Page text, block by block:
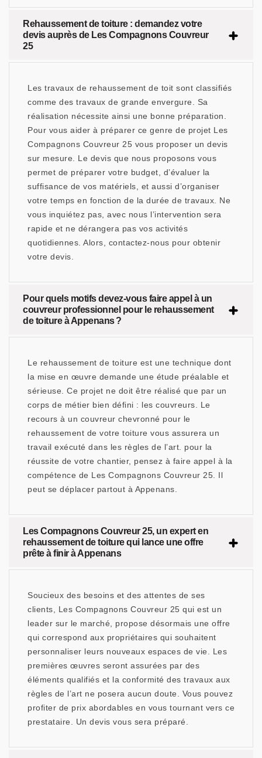
Rehaussement de toiture : demandez votre
devis auprès de Les Compagnons Couvreur
25
Les travaux de rehaussement de toit sont classifiés
comme des travaux de grande envergure. Sa
réalisation nécessite ainsi une bonne préparation.
Pour vous aider à préparer ce genre de projet Les
Compagnons Couvreur 25 vous proposer un devis
sur mesure. Le devis que nous proposons vous
permet de préparer votre budget, d’évaluer la
suffisance de vos matériels, et aussi d’organiser
votre temps en fonction de la durée de travaux. Ne
vous inquiétez pas, avec nous l’intervention sera
rapide et ne dérangera pas vos activités
quotidiennes. Alors, contactez-nous pour obtenir
votre devis.
Pour quels motifs devez-vous faire appel à un
couvreur professionnel pour le rehaussement
de toiture à Appenans ?
Le rehaussement de toiture est une technique dont
la mise en œuvre demande une étude préalable et
sérieuse. Ce projet ne doit être réalisé que par un
corps de métier bien défini : les couvreurs. Le
recours à un couvreur chevronné pour le
rehaussement de votre toiture vous assurera un
travail exécuté dans les règles de l’art. pour la
réussite de votre chantier, pensez à faire appel à la
compétence de Les Compagnons Couvreur 25. Il
peut se déplacer partout à Appenans.
Les Compagnons Couvreur 25, un expert en
rehaussement de toiture qui lance une offre
prête à finir à Appenans
Soucieux des besoins et des attentes de ses
clients, Les Compagnons Couvreur 25 qui est un
leader sur le marché, propose désormais une offre
qui correspond aux propriétaires qui souhaitent
personnaliser leurs nouveaux espaces de vie. Les
premières œuvres seront assurées par des
éléments qualifiés et la conformité des travaux aux
règles de l’art ne posera aucun doute. Vous pouvez
profiter de prix abordables en vous tournant vers ce
prestataire. Un devis vous sera préparé.